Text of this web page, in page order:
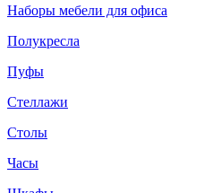
Наборы мебели для офиса
Полукресла
Пуфы
Стеллажи
Столы
Часы